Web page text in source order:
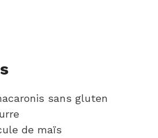
sans gluten
de maïs